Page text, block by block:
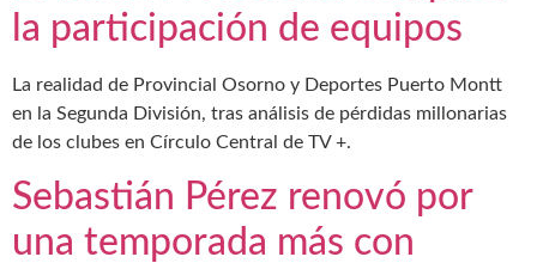
la participación de equipos
La realidad de Provincial Osorno y Deportes Puerto Montt
en la Segunda División, tras análisis de pérdidas millonarias
de los clubes en Círculo Central de TV +.
Sebastián Pérez renovó por
una temporada más con